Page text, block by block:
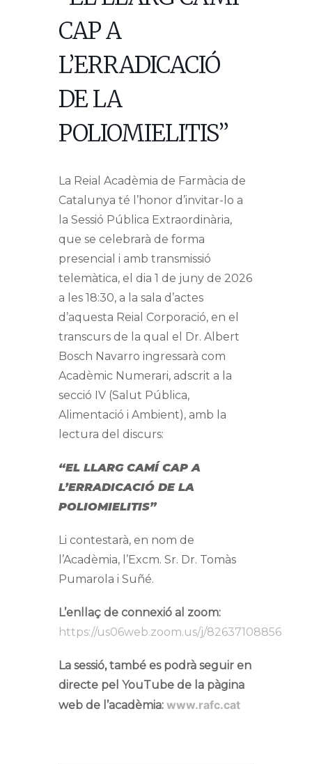
CAP A
L’ERRADICACIÓ
DE LA
POLIOMIELITIS”
La Reial Acadèmia de Farmàcia de
Catalunya té l’honor d’invitar-lo a
la Sessió Pública Extraordinària,
que se celebrarà de forma
presencial i amb transmissió
telemàtica, el dia 1 de juny de 2026
a les 18:30, a la sala d’actes
d’aquesta Reial Corporació, en el
transcurs de la qual el Dr. Albert
Bosch Navarro ingressarà com
Acadèmic Numerari, adscrit a la
secció IV (Salut Pública,
Alimentació i Ambient), amb la
lectura del discurs:
“EL LLARG CAMÍ CAP A
L’ERRADICACIÓ DE LA
POLIOMIELITIS”
Li contestarà, en nom de
l’Acadèmia, l’Excm. Sr. Dr. Tomàs
Pumarola i Suñé.
L’enllaç de connexió al zoom:
https://us06web.zoom.us/j/82637108856
La sessió, també es podrà seguir en
directe pel YouTube de la pàgina
web de l’acadèmia: www.rafc.cat